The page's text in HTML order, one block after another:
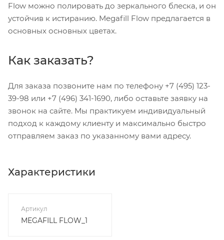
Flow можно полировать до зеркального блеска, и он
устойчив к истиранию. Megafill Flow предлагается в
основных основных цветах.
Как заказать?
Для заказа позвоните нам по телефону +7 (495) 123-
39-98 или +7 (496) 341-1690, либо оставьте заявку на
звонок на сайте. Мы практикуем индивидуальный
подход к каждому клиенту и максимально быстро
отправляем заказ по указанному вами адресу.
Характеристики
Артикул
MEGAFILL FLOW_1